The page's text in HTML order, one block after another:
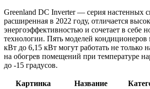
Greenland DС Inverter — серия настенных
расширенная в 2022 году, отличается
энергоэффективностью и сочетает в себе
технологии. Пять моделей
кВт до 6,15 кВт могут работать не только
на обогрев помещений при температуре
до -15 градусов.
Картинка Название